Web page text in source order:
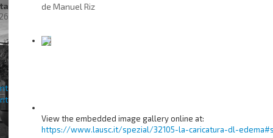
de Manuel Riz
View the embedded image gallery online at:
https://www.lausc.it/spezial/32105-la-caricatura-dl-